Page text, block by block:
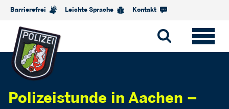
Barrierefrei Leichte Sprache Kontakt
Polizeistunde in Aachen –